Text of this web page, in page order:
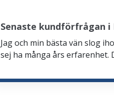
Senaste kundförfrågan i
Jag och min bästa vän slog
sej ha många års erfarenhet.